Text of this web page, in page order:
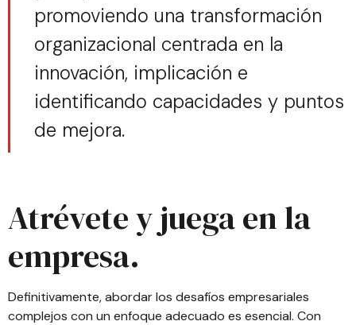
promoviendo una transformación
organizacional centrada en la
innovación, implicación e
identificando capacidades y puntos
de mejora.
Atrévete y juega en la
empresa.
Definitivamente, abordar los desafíos empresariales
complejos con un enfoque adecuado es esencial. Con